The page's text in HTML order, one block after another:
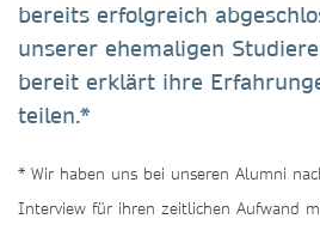
bereits erfolgreich
unserer ehemaligen
bereit erklärt ihre
teilen.*
* Wir haben uns bei unseren Alumni
Interview für ihren zeitlichen Aufwand